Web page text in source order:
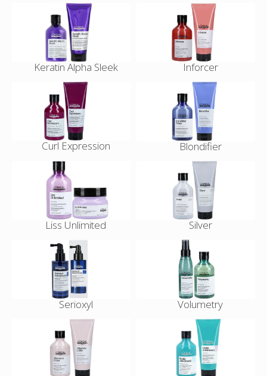
Keratin Alpha Sleek Inforcer
Curl Expression Blondifier
Liss Unlimited Silver
Serioxyl Volumetry